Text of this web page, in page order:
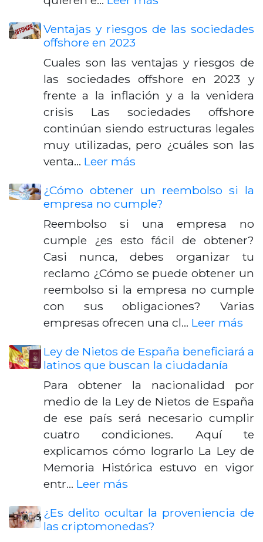
Ventajas y riesgos de las sociedades
offshore en 2023
Cuales son las ventajas y riesgos de
las sociedades offshore en 2023 y
frente a la inflación y a la venidera
crisis Las sociedades offshore
continúan siendo estructuras legales
muy utilizadas, pero ¿cuáles son las
venta… Leer más
¿Cómo obtener un reembolso si la
empresa no cumple?
Reembolso si una empresa no
cumple ¿es esto fácil de obtener?
Casi nunca, debes organizar tu
reclamo ¿Cómo se puede obtener un
reembolso si la empresa no cumple
con sus obligaciones? Varias
empresas ofrecen una cl… Leer más
Ley de Nietos de España beneficiará a
latinos que buscan la ciudadanía
Para obtener la nacionalidad por
medio de la Ley de Nietos de España
de ese país será necesario cumplir
cuatro condiciones. Aquí te
explicamos cómo lograrlo La Ley de
Memoria Histórica estuvo en vigor
entr… Leer más
¿Es delito ocultar la proveniencia de
las criptomonedas?